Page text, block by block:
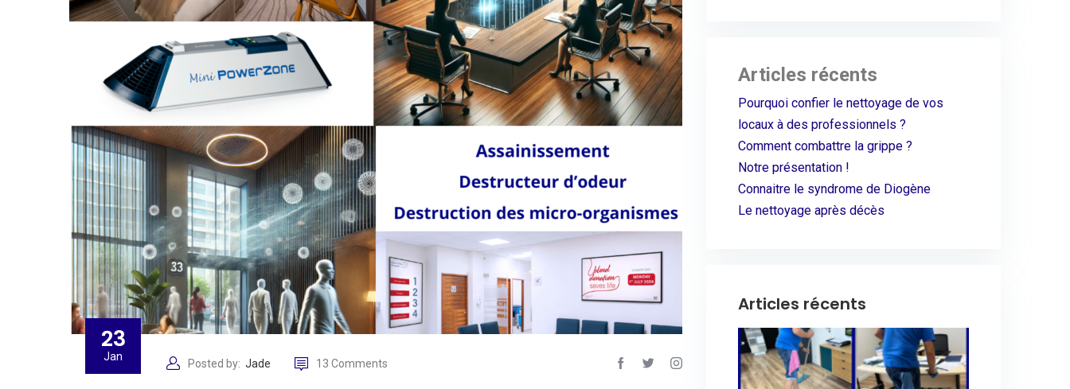
23
Jan
Posted by: Jade 13 Comments
Articles récents
Pourquoi confier le nettoyage de vos
locaux à des professionnels ?
Comment combattre la grippe ?
Notre présentation !
Connaitre le syndrome de Diogène
Le nettoyage après décès
Articles récents